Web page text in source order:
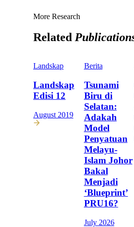
More Research
Related
Landskap
Landskap
Edisi 12
August 2019
Berita
Tsunami
Biru di
Selatan:
Adakah
Model
Penyatuan
Melayu-
Islam Johor
Bakal
Menjadi
‘Blueprint’
PRU16?
July 2026